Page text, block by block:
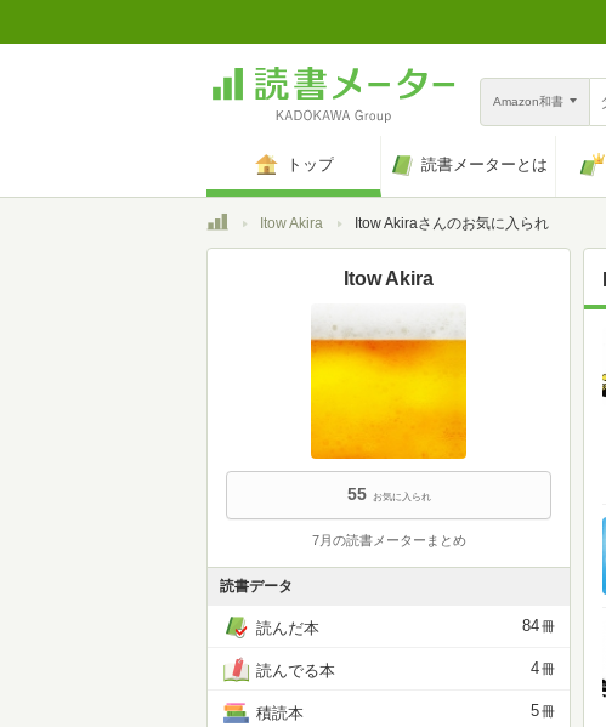
Amazon和書
トップ 読書メーターとは
トップItow Akira Itow Akiraさんのお気に入られ
Itow Akira
55 お気に入られ
7月の読書メーターまとめ
読書データ
読んだ本 84冊
読んでる本 4冊
積読本 5冊